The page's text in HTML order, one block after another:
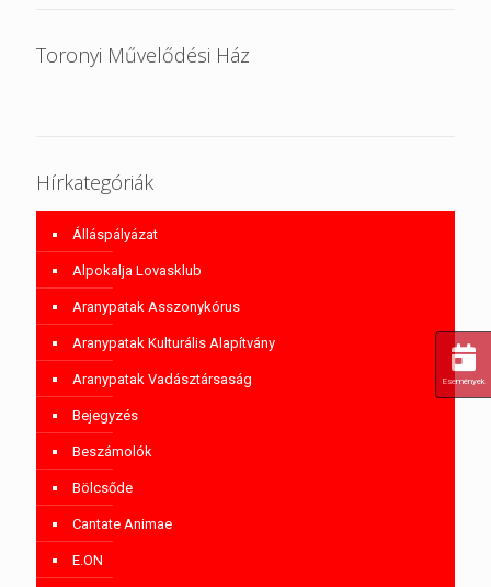
Toronyi Művelődési Ház
Hírkategóriák
Álláspályázat
Alpokalja Lovasklub
Aranypatak Asszonykórus
Aranypatak Kulturális Alapítvány
Aranypatak Vadásztársaság
Bejegyzés
Beszámolók
Bölcsőde
Cantate Animae
E.ON
Események